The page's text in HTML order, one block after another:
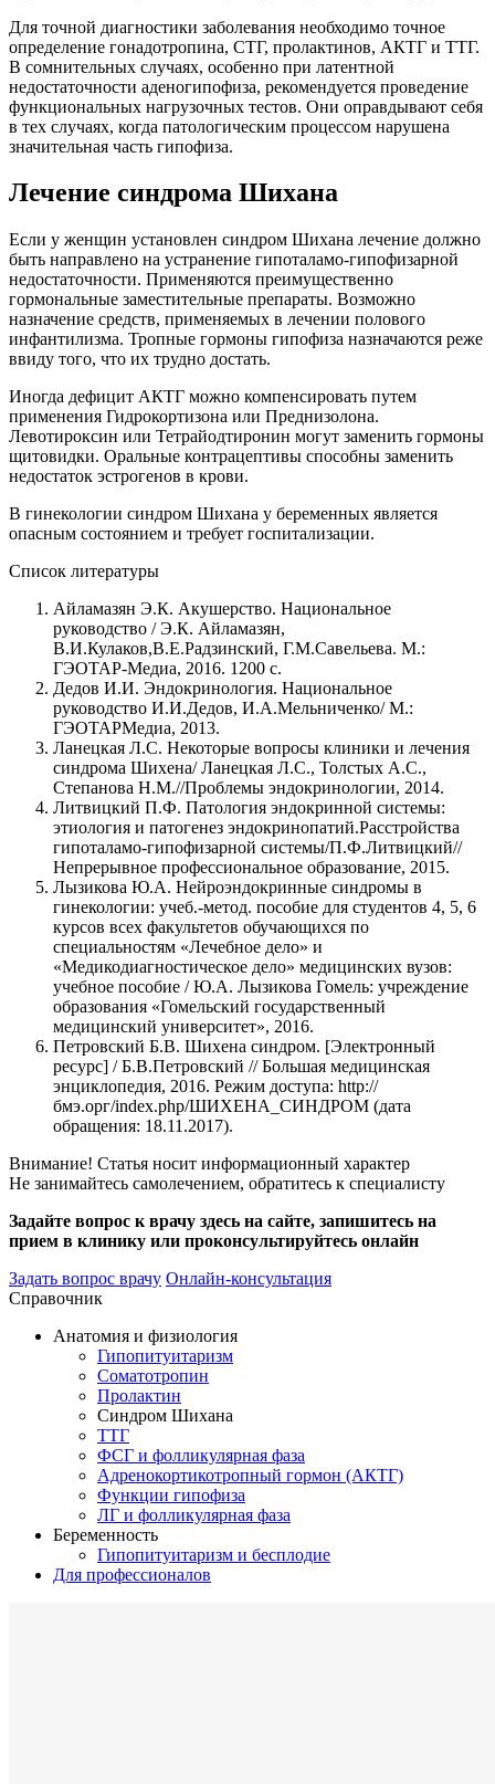
Для точной диагностики заболевания необходимо точное
определение гонадотропина, СТГ, пролактинов, АКТГ и ТТГ.
В сомнительных случаях, особенно при латентной
недостаточности аденогипофиза, рекомендуется проведение
функциональных нагрузочных тестов. Они оправдывают себя
в тех случаях, когда патологическим процессом нарушена
значительная часть гипофиза.
Лечение синдрома Шихана
Если у женщин установлен синдром Шихана лечение должно
быть направлено на устранение гипоталамо-гипофизарной
недостаточности. Применяются преимущественно
гормональные заместительные препараты. Возможно
назначение средств, применяемых в лечении полового
инфантилизма. Тропные гормоны гипофиза назначаются реже
ввиду того, что их трудно достать.
Иногда дефицит АКТГ можно компенсировать путем
применения Гидрокортизона или Преднизолона.
Левотироксин или Тетрайодтиронин могут заменить гормоны
щитовидки. Оральные контрацептивы способны заменить
недостаток эстрогенов в крови.
В гинекологии синдром Шихана у беременных является
опасным состоянием и требует госпитализации.
Список литературы
Айламазян Э.К. Акушерство. Национальное
руководство / Э.К. Айламазян,
В.И.Кулаков,В.Е.Радзинский, Г.М.Савельева. М.:
ГЭОТАР-Медиа, 2016. 1200 с.
Дедов И.И. Эндокринология. Национальное
руководство И.И.Дедов, И.А.Мельниченко/ М.:
ГЭОТАРМедиа, 2013.
Ланецкая Л.С. Некоторые вопросы клиники и лечения
синдрома Шихена/ Ланецкая Л.С., Толстых A.C.,
Степанова Н.М.//Проблемы эндокринологии, 2014.
Литвицкий П.Ф. Патология эндокринной системы:
этиология и патогенез эндокринопатий.Расстройства
гипоталамо-гипофизарной системы/П.Ф.Литвицкий//
Непрерывное профессиональное образование, 2015.
Лызикова Ю.А. Нейроэндокринные синдромы в
гинекологии: учеб.-метод. пособие для студентов 4, 5, 6
курсов всех факультетов обучающихся по
специальностям «Лечебное дело» и
«Медикодиагностическое дело» медицинских вузов:
учебное пособие / Ю.А. Лызикова Гомель: учреждение
образования «Гомельский государственный
медицинский университет», 2016.
Петровский Б.В. Шихена синдром. [Электронный
ресурс] / Б.В.Петровский // Большая медицинская
энциклопедия, 2016. Режим доступа: http://
бмэ.орг/index.php/ШИХЕНА_СИНДРОМ (дата
обращения: 18.11.2017).
Внимание! Статья носит информационный характер
Не занимайтесь самолечением, обратитесь к специалисту
Задайте вопрос к врачу здесь на сайте, запишитесь на
прием в клинику или проконсультируйтесь онлайн
Задать вопрос врачу Онлайн-консультация
Справочник
Анатомия и физиология
Гипопитуитаризм
Соматотропин
Пролактин
Синдром Шихана
ТТГ
ФСГ и фолликулярная фаза
Адренокортикотропный гормон (АКТГ)
Функции гипофиза
ЛГ и фолликулярная фаза
Беременность
Гипопитуитаризм и бесплодие
Для профессионалов